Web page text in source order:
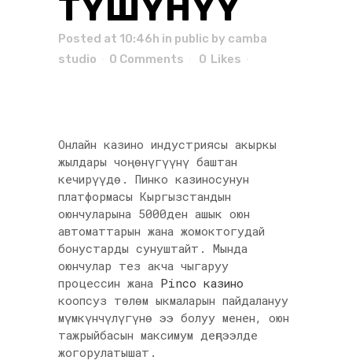
Posted at 10:46h in public by camba
studio
0 Comments 0 Likes
Онлайн казино индустриясы акыркы
жылдары чоң өнүгүүнү баштан
кечирүүдө. Пинко казиносунун
платформасы Кыргызстандын
оюнчуларына 5000ден ашык оюн
автоматтарын жана жомоктогудай
бонустарды сунуштайт. Мында
оюнчулар тез акча чыгаруу
процессин жана Pinco казино
коопсуз төлөм ыкмаларын пайдалануу
мүмкүнчүлүгүнө ээ болуу менен, оюн
тажрыйбасын максимум деңгээлде
жогорулатышат.